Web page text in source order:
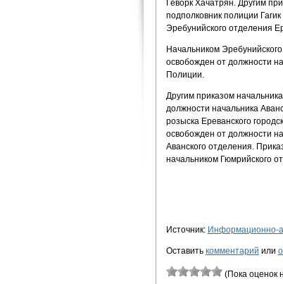
Геворк Хачатрян. Другим
подполковник полиции
Эребунийского отделения
Начальником
освобожден от должности
Полиции.
Другим приказом
должности начальника
розыска Ереванского
освобожден от должности
Аванского отделения.
начальником Гюмрийского
Источник: Информационно-
Оставить комментарий или
(Пока оценок